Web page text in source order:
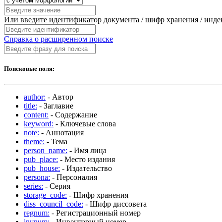
Или введите идентификатор документа / шифр хранения /
Справка о расширенном поиске
Поисковые поля:
author: - Автор
title: - Заглавие
content: - Содержание
keyword: - Ключевые слова
note: - Аннотация
theme: - Тема
person_name: - Имя лица
pub_place: - Место издания
pub_house: - Издательство
persona: - Персоналия
series: - Серия
storage_code: - Шифр хранения
diss_council_code: - Шифр диссовета
regnum: - Регистрационный номер